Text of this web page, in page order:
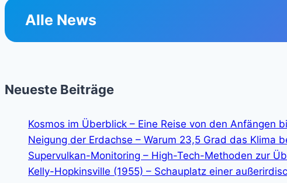
Alle News
Neueste Beiträge
Kosmos im Überblick – Eine Reise von den Anfängen
Neigung der Erdachse – Warum 23,5 Grad das Klima
Supervulkan-Monitoring – High-Tech-Methoden zur
Kelly-Hopkinsville (1955) – Schauplatz einer